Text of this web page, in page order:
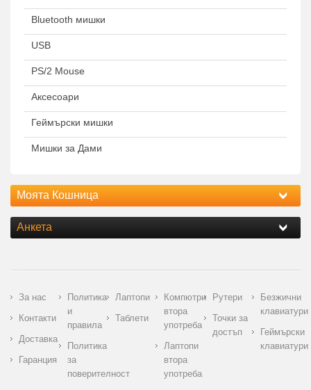
Bluetooth мишки
USB
PS/2 Mouse
Аксесоари
Геймърски мишки
Мишки за Дами
Моята Кошница
Анкета
За нас
Контакти
Доставка
Гаранция
Политика
и
правила
Политика
за
поверителност
Лаптопи
Таблети
Компютри
втора
употреба
Лаптопи
втора
употреба
Рутери
Точки за
достъп
Безжични
клавиатури
Геймърски
клавиатури